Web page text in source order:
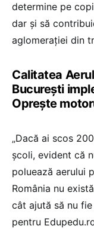
determine pe
dar şi să
aglomeraţiei din
Calitatea
București
Oprește
„Dacă ai scos
școli, evident că
poluează aerului
România nu
cât ajută să nu
pentru